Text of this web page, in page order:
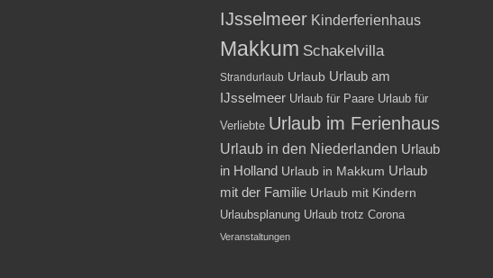
IJsselmeer Kinderferienhaus
Makkum Schakelvilla
Strandurlaub Urlaub Urlaub am
IJsselmeer Urlaub für Paare Urlaub für
Verliebte Urlaub im Ferienhaus
Urlaub in den Niederlanden Urlaub
in Holland Urlaub in Makkum Urlaub
mit der Familie Urlaub mit Kindern
Urlaubsplanung Urlaub trotz Corona
Veranstaltungen